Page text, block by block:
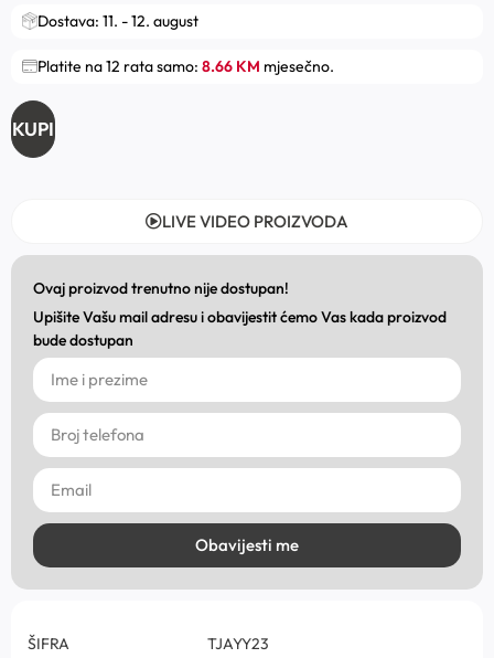
Dostava: 11. - 12. august
Platite na 12 rata samo: 8.66 KM mjesečno.
KUPI
LIVE VIDEO PROIZVODA
Ovaj proizvod trenutno nije dostupan!
Upišite Vašu mail adresu i obavijestit ćemo Vas kada proizvod
bude dostupan
Obavijesti me
ŠIFRA
TJAYY23